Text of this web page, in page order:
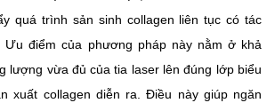
quá trình sản sinh collagen liên tục có tác
Ưu điểm của phương pháp này nằm ở khả
lượng vừa đủ của tia laser lên đúng lớp biểu
xuất collagen diễn ra. Điều này giúp ngăn